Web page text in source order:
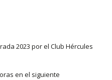
2023 por el Club Hércules
en el siguiente